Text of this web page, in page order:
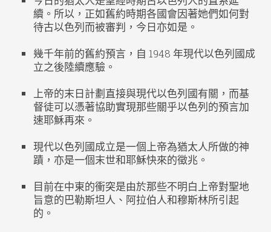
續。所以，正如舊約時期各國會因著她們如何對
待古以色列而被審判，今日亦如是。
幾千年前的舊約預言，自 1948 年現代以色列國成
立之後陸續應驗。
上帝的末日計劃直接與現代以色列國有關，而基
督徒可以憑著協助實現那些關乎以色列的預言加
速耶穌再來。
現代以色列國成立是一個上帝為猶太人所做的神
蹟，亦是一個末世和耶穌快來的徵兆。
目前在中東的衝突是由於那些不明白上帝對聖地
旨意的巴勒斯坦人、阿拉伯人和穆斯林所引起
的。